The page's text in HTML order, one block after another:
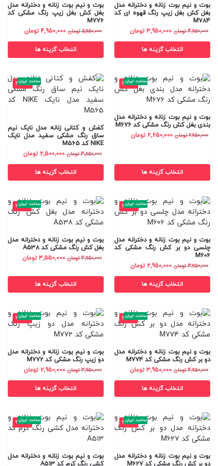
بوت و نیم بوت زنانه و دخترانه مدل
بغل کش بغل زیپ رنگ قهوه ای کد
M784
4,950,000 تومان 3,950,000 تومان
انتخاب گزینه ها
بوت و نیم بوت زنانه و دخترانه مدل
بغل کش بغل زیپ رنگ مشکی کد
M776
5,950,000 تومان 4,950,000 تومان
انتخاب گزینه ها
-24%
بوت و نیم بوت زنانه و دخترانه مدل
بندی بغل کش رنگ مشکی کد M676
2,950,000 تومان 2,250,000 تومان
ساخت ایران
انتخاب گزینه ها
-35%
کفش و کتانی زنانه مدل نایک نیم
ساق رنگ مشکی سفید مدل نایک
NIKE کد M565
3,850,000 تومان 2,500,000 تومان
ساخت ایران
انتخاب گزینه ها
بوت و نیم بوت زنانه و دخترانه مدل
چلسی دو بر کش رنگ مشکی کد
M606
3,950,000 تومان 2,950,000 تومان
ساخت ایران
انتخاب گزینه ها
-28%
بوت و نیم بوت زنانه و دخترانه مدل
بغل کش رنگ مشکی کد A538
4,950,000 تومان 3,550,000 تومان
ساخت ایران
انتخاب گزینه ها
-20%
بوت و نیم بوت زنانه و دخترانه مدل
دو بر کش رنگ مشکی کد M774
4,950,000 تومان 3,950,000 تومان
ساخت ایران
انتخاب گزینه ها
بوت و نیم بوت زنانه و دخترانه مدل
دو زیپ رنگ مشکی کد M772
3,950,000 تومان 2,950,000 تومان
ساخت ایران
انتخاب گزینه ها
-24%
بوت و نیم بوت زنانه و دخترانه مدل
دو بر کش رنگ مشکی کد M627
ساخت ایران
بوت و نیم بوت زنانه و دخترانه مدل
کشی رنگ کرم کد A513
ساخت ایران